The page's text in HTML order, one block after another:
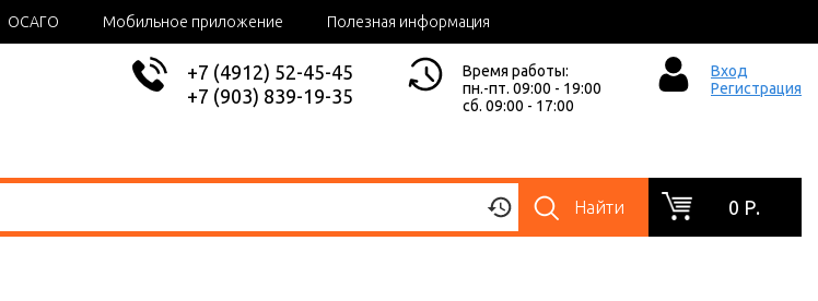
ОСАГО Мобильное приложение Полезная информация
+7 (4912) 52-45-45
+7 (903) 839-19-35
Время работы:
пн.-пт. 09:00 - 19:00
сб. 09:00 - 17:00
Вход
Регистрация
Найти 0 Р.